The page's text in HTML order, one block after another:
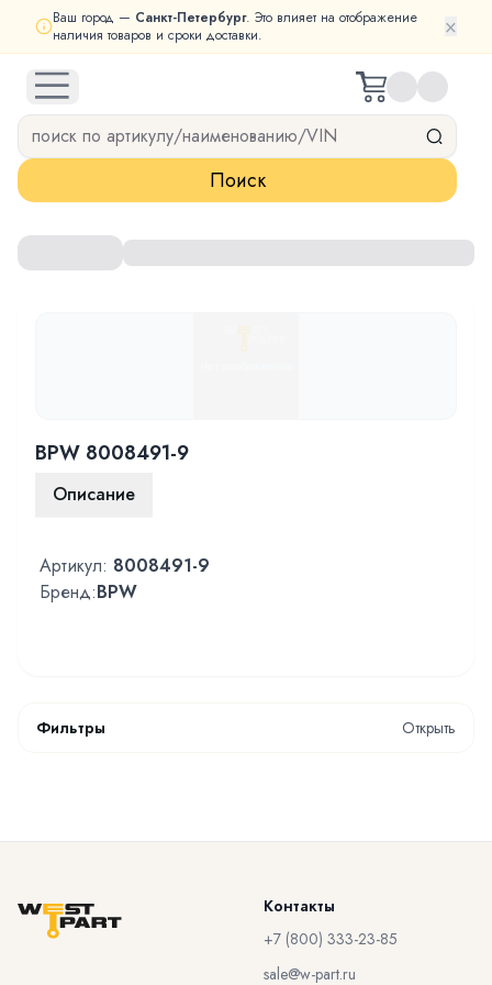
Ваш город — Санкт-Петербург. Это влияет на отображение
наличия товаров и сроки доставки.
×
open navigation menu
Поиск
BPW 8008491-9
Описание
Артикул: 8008491-9
Бренд:BPW
Фильтры Открыть
Контакты
+7 (800) 333-23-85
sale@w-part.ru